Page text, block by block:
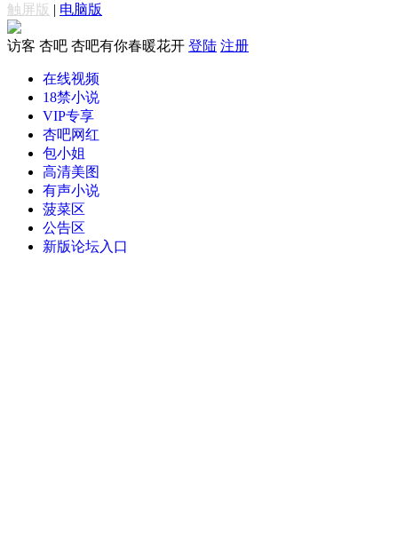
触屏版 | 电脑版
访客 杏吧 杏吧有你春暖花开 登陆 注册
在线视频
18禁小说
VIP专享
杏吧网红
包小姐
高清美图
有声小说
菠菜区
公告区
新版论坛入口